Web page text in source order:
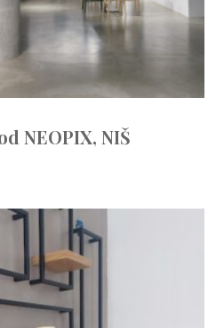
NEOPIX, NIŠ